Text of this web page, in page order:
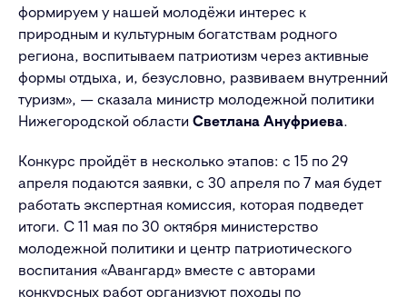
формируем у нашей молодёжи интерес к
природным и культурным богатствам родного
региона, воспитываем патриотизм через активные
формы отдыха, и, безусловно, развиваем внутренний
туризм», — сказала министр молодежной политики
Нижегородской области Светлана Ануфриева.
Конкурс пройдёт в несколько этапов: с 15 по 29
апреля подаются заявки, с 30 апреля по 7 мая будет
работать экспертная комиссия, которая подведет
итоги. С 11 мая по 30 октября министерство
молодежной политики и центр патриотического
воспитания «Авангард» вместе с авторами
конкурсных работ организуют походы по